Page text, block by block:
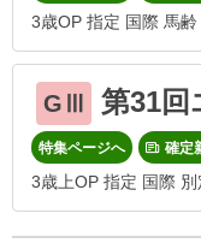
3歳OP 指定 国際 馬
GⅢ 第31回
特集ページへ 確定
3歳上OP 指定 国際